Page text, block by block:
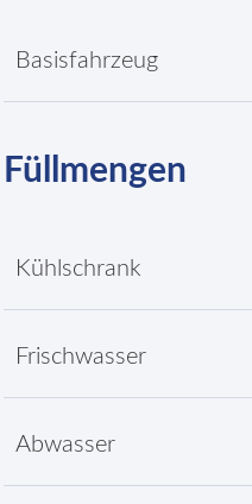
Basisfahrzeug
Füllmengen
Kühlschrank
Frischwasser
Abwasser